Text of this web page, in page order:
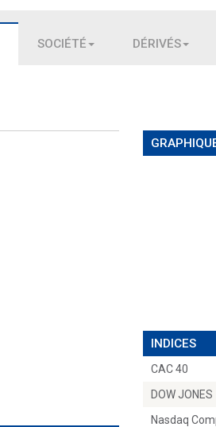
SOCIÉTÉ DÉRIVÉS
INDICES
CAC 40
DOW JONES
Nasdaq